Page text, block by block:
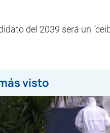
del 2039 será un
visto